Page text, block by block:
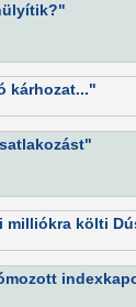
kárhozat..."
milliókra költi